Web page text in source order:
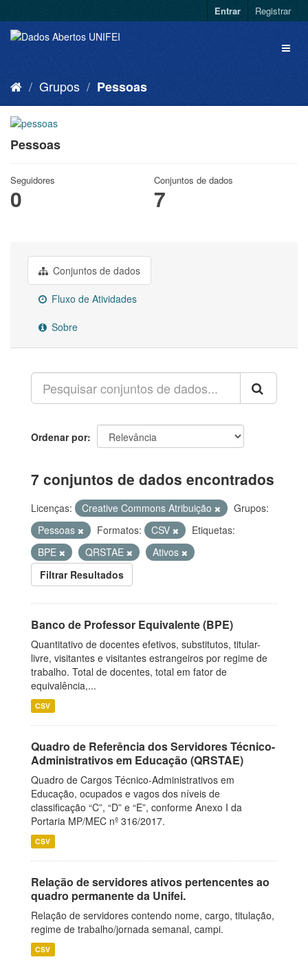
Entrar Registrar
Grupos Pessoas
Pessoas
Seguidores
0
Conjuntos de dados
7
Conjuntos de dados
Fluxo de Atividades
Sobre
Ordenar por
7 conjuntos de dados encontrados
Licenças: Creative Commons Atribuição
Grupos:
Pessoas
Formatos: CSV
Etiquetas:
BPE
QRSTAE
Ativos
Filtrar Resultados
Banco de Professor Equivalente (BPE)
Quantitativo de docentes efetivos, substitutos, titular-
livre, visitantes e visitantes estrangeiros por regime de
trabalho. Total de docentes, total em fator de
equivalência,...
CSV
Quadro de Referência dos Servidores Técnico-
Administrativos em Educação (QRSTAE)
Quadro de Cargos Técnico-Administrativos em
Educação, ocupados e vagos dos níveis de
classificação “C”, “D” e “E”, conforme Anexo I da
Portaria MP/MEC nº 316/2017.
CSV
Relação de servidores ativos pertencentes ao
quadro permanente da Unifei.
Relação de servidores contendo nome, cargo, titulação,
regime de trabalho/jornada semanal, campi.
CSV